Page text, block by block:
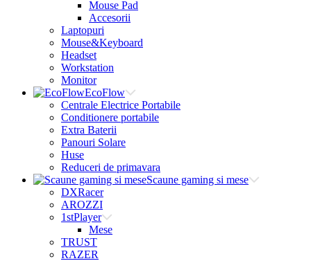
Mouse Pad
Accesorii
Laptopuri
Mouse&Keyboard
Headset
Workstation
Monitor
EcoFlow
Centrale Electrice Portabile
Conditionere portabile
Extra Baterii
Panouri Solare
Huse
Reduceri de primavara
Scaune gaming si mese
DXRacer
AROZZI
1stPlayer
Mese
TRUST
RAZER